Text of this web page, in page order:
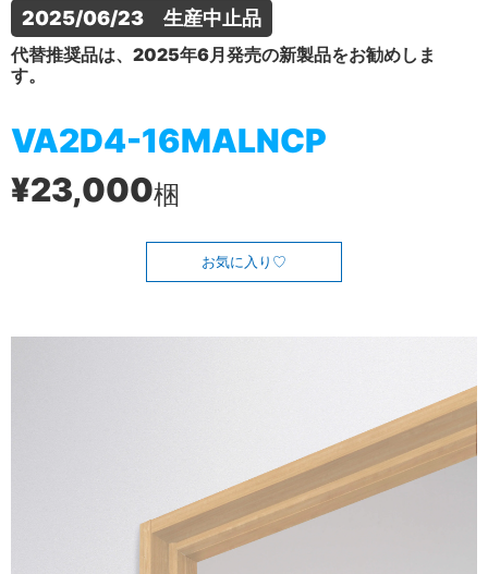
2025/06/23　生産中止品
代替推奨品は、2025年6月発売の新製品をお勧めしま
す。
VA2D4-16MALNCP
¥23,000梱
お気に入り